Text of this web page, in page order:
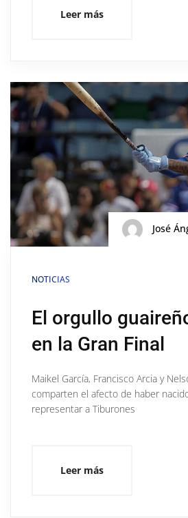
Leer más
José
NOTICIAS
El orgullo
en la Gran Final
Maikel García, Francisco Arcia y
comparten el afecto de haber
representar a Tiburones
Leer más